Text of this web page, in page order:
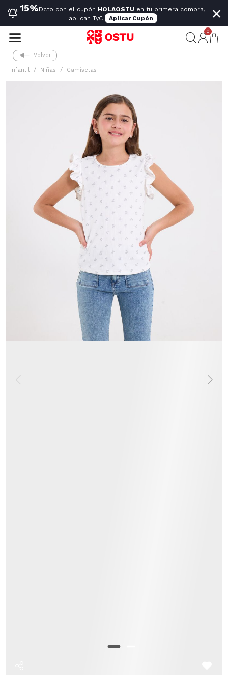
15%Dcto con el cupón HOLAOSTU en tu primera compra,
aplican TyC Aplicar Cupón ×
0
Volver
Infantil Niñas Camisetas